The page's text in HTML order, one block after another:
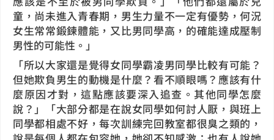
童，尚未進入青春期，男生力量不一定有優勢，何況
女生常常鍛鍊體能，又比男同學高，的確能達成壓制
男性的可能性。」
「所以大家還是覺得女同學霸凌男同學比較有可能？
但她欺負男生的動機是什麼？看不順眼嗎？應該有什
麼原因才對，這點應該要深入追查。其他同學怎麼
說？」「大部分都是在說女同學如何討人厭，與班上
同學都相處不好，每次訓練完回教室都很臭之類的，